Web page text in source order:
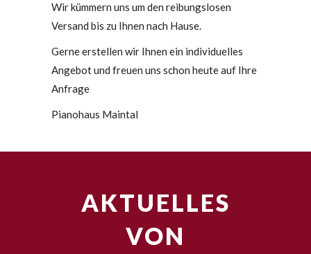
Wir kümmern uns um den reibungslosen
Versand bis zu Ihnen nach Hause.
Gerne erstellen wir Ihnen ein individuelles
Angebot und freuen uns schon heute auf Ihre
Anfrage
Pianohaus Maintal
AKTUELLES
VON